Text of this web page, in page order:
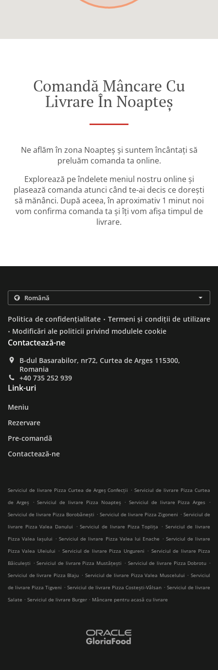
Comandă Mâncare Cu
Livrare În Noapteș
Ne aflăm în zona Noapteș și suntem încântați să
preluăm comanda ta online.
Explorează pe îndelete meniul nostru online și
plasează comanda atunci când te-ai decis ce dorești
să mănânci. După aceea, în aproximativ 1 minut noi
vom confirma comanda ta și îți vom afișa timpul de
livrare.
Politica de confidențialitate . Termeni și condiții de utilizare
. Modificări ale politicii privind modulele cookie
Contactează-ne
B-dul Basarabilor, nr72, Curtea de Arges 115300,
Romania
+40 735 252 939
Link-uri
Meniu
Rezervare
Pre-comandă
Contactează-ne
Serviciul de livrare Pizza Curtea de Argeș Confecții . Serviciul de livrare Pizza Curtea
de Argeș
. Serviciul de livrare Pizza Noapteș . Serviciul de livrare Pizza Arges
.
Serviciul de livrare Pizza Borobănești . Serviciul de livrare Pizza Zigoneni . Serviciul de
livrare Pizza Valea Danului
. Serviciul de livrare Pizza Toplița . Serviciul de livrare
Pizza Valea Iașului . Serviciul de livrare Pizza Valea lui Enache . Serviciul de livrare
Pizza Valea Uleiului . Serviciul de livrare Pizza Ungureni . Serviciul de livrare Pizza
Băiculești . Serviciul de livrare Pizza Mustățești . Serviciul de livrare Pizza Dobrotu .
Serviciul de livrare Pizza Blaju . Serviciul de livrare Pizza Valea Muscelului . Serviciul
de livrare Pizza Tigveni . Serviciul de livrare Pizza Costești-Vâlsan . Serviciul de livrare
Salate . Serviciul de livrare Burger . Mâncare pentru acasă cu livrare